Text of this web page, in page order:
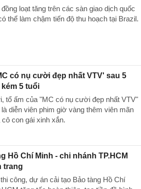
loạt tăng trên các sàn giao dịch quốc
thể làm chậm tiến độ thu hoạch tại Brazil.
có nụ cười đẹp nhất VTV' sau 5
5 tuổi
tổ ấm của "MC có nụ cười đẹp nhất VTV"
diễn viên phim giờ vàng thêm viên mãn
con gái xinh xắn.
Hồ Chí Minh - chi nhánh TP.HCM
trang
công, dự án cải tạo Bảo tàng Hồ Chí